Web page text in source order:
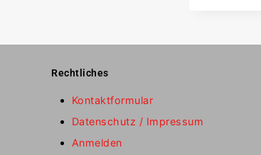
Rechtliches
Kontaktformular
Datenschutz / Impressum
Anmelden